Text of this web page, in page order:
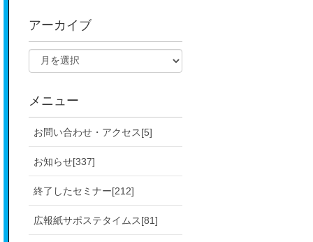
アーカイブ
メニュー
お問い合わせ・アクセス[5]
お知らせ[337]
終了したセミナー[212]
広報紙サポステタイムス[81]